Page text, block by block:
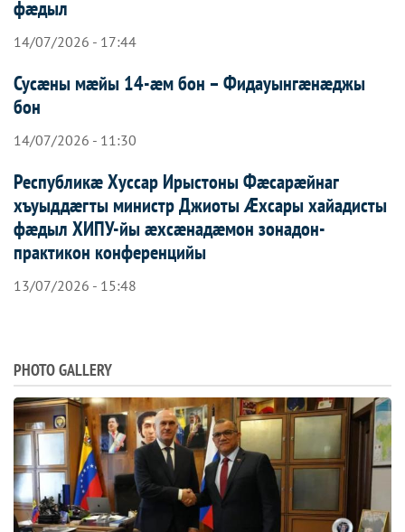
фæдыл
14/07/2026 - 17:44
Сусæны мæйы 14-æм бон – Фидауынгæнæджы
бон
14/07/2026 - 11:30
Республикæ Хуссар Ирыстоны Фæсарæйнаг
хъуыддæгты министр Джиоты Æхсары хайадисты
фæдыл ХИПУ-йы æхсæнадæмон зонадон-
практикон конференцийы
13/07/2026 - 15:48
PHOTO GALLERY